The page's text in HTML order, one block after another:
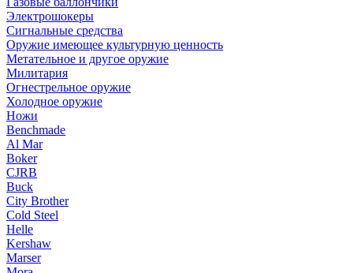
Электрошокеры
Сигнальные средства
Оружие имеющее культурную ценность
Метательное и другое оружие
Милитария
Огнестрельное оружие
Холодное оружие
Ножи
Benchmade
Al Mar
Boker
CJRB
Buck
City Brother
Cold Steel
Helle
Kershaw
Marser